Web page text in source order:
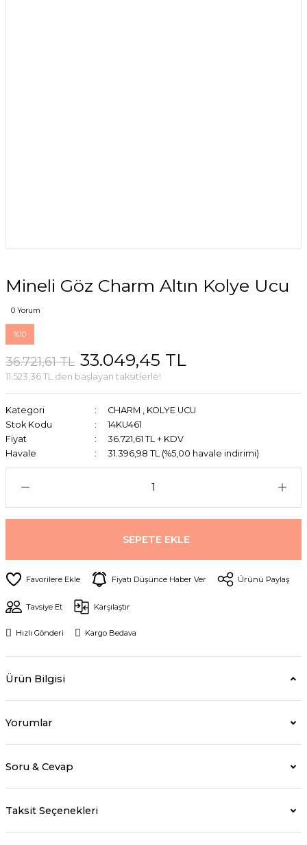
Mineli Göz Charm Altın Kolye Ucu
0 Yorum
%10
36.721,61 TL 33.049,45 TL
11.523,36 TL den başlayan taksitlerle!
Kategori CHARM , KOLYE UCU
Stok Kodu
14KU461
Fiyat
36.721,61 TL + KDV
Havale
31.396,98 TL (%5,00 havale indirimi)
SEPETE EKLE
Fiyatı Düşünce Haber Ver Ürünü Paylaş
Tavsiye Et Karşılaştır
Hızlı Gönderi Kargo Bedava
Ürün Bilgisi
Yorumlar
Soru & Cevap
Taksit Seçenekleri